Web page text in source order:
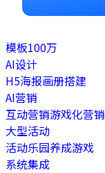
模板100万
AI设计
H5海报画册搭建
AI营销
互动营销游戏化营销
大型活动
活动乐园养成游戏
系统集成